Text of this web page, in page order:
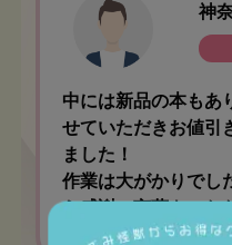
神
中には新品の本もあ
せていただきお値引
ました！
作業は大がかりでし
ら感謝の言葉をいた
作業でした！